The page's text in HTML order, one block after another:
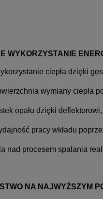
WYKORZYSTANIE
ciepła dzięki
wymiany ciepła
opału dzięki
pracy wkładu
nad procesem spalania
NA NAJWYŻSZYM